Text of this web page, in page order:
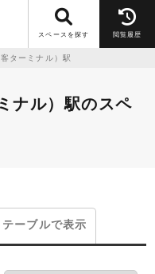
スペースを探す 閲覧履歴
ターミナル）駅
ナル）駅のスペ
テーブルで表示